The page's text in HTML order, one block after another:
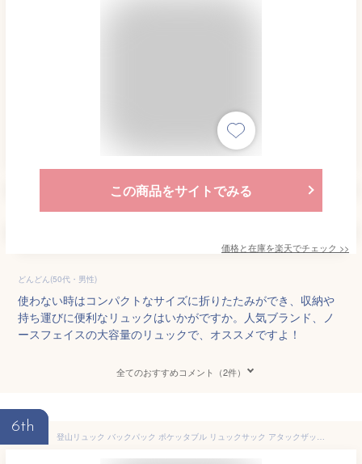
この商品をサイトでみる
価格と在庫を楽天でチェック >>
どんどん(50代・男性)
使わない時はコンパクトなサイズに折りたたみができ、収納や
持ち運びに便利なリュックはいかがですか。人気ブランド、ノ
ースフェイスの大容量のリュックで、オススメですよ！
全てのおすすめコメント（2件）
6th
登山リュック バックパック ポケッタブル リュックサック アタックザック 18L/22L 軽量バッグ 撥水加工 折りたたみ コンパクト アウトドア トレッキング サイクリング 防災 通学 旅行 男女兼用 防水PU2000 Naturehike